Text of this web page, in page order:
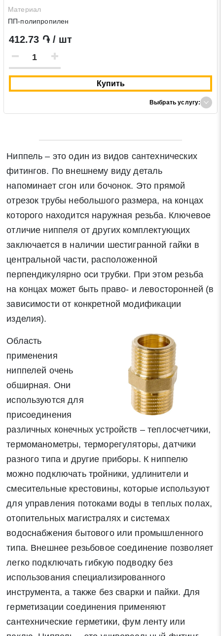
Материал
ПП-полипропилен
412.73 ֏ / шт
Купить
Выбрать услугу:
Ниппель – это один из видов сантехнических
фитингов. По внешнему виду деталь
напоминает сгон или бочонок. Это прямой
отрезок трубы небольшого размера, на концах
которого находится наружная резьба. Ключевое
отличие ниппеля от других комплектующих
заключается в наличии шестигранной гайки в
центральной части, расположенной
перпендикулярно оси трубки. При этом резьба
на концах может быть право- и левосторонней (в
зависимости от конкретной модификации
изделия).
Область
применения
ниппелей очень
обширная. Они
используются для
присоединения
различных конечных устройств – теплосчетчики,
термоманометры, терморегуляторы, датчики
разного типа и другие приборы. К ниппелю
можно подключать тройники, удлинители и
смесительные крестовины, которые используют
для управления потоками воды в теплых полах,
отопительных магистралях и системах
водоснабжения бытового или промышленного
типа. Внешнее резьбовое соединение позволяет
легко подключать гибкую подводку без
использования специализированного
инструмента, а также без сварки и пайки. Для
герметизации соединения применяют
сантехнические герметики, фум ленту или